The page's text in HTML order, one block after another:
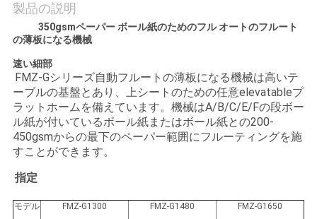
管
理
私
達
に
連
絡
製品の説明
350gsmペーパー ボール紙のためのフル オートのフルート
の薄板になる機械
速い細部
FMZ-Gシリーズ自動フルートの薄板になる機械は高いテ
ーブルの基盤とあり、上シートのための任意elevatableプ
ラットホームを備えています。機械はA/B/C/E/Fの段ボー
ル紙が付いているボール紙またはボール紙との200-
450gsmからの最下のペーパー範囲にフルーティングを施
すことができます。
指定
モデル FMZ-G1300 FMZ-G1480 FMZ-G1650